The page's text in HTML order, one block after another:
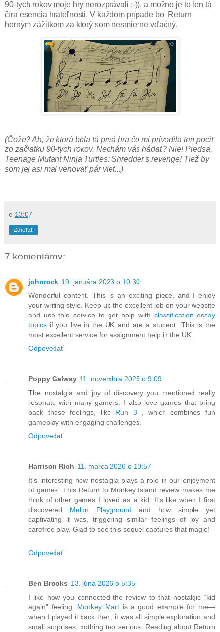
90-tych rokov moje hry nerozprávali ;-)), a možno je to len tá
číra esencia hrateľnosti. V každom prípade bol Return
herným zážitkom za ktorý som nesmierne vďačný.
(Čože? Ah, že ktorá bola tá prvá hra čo mi privodila ten pocit
zo začiatku 90-tych rokov. Nechám vás hádať? Nie! Predsa,
Teenage Mutant Ninja Turtles: Shredder's revenge! Tiež by
som jej asi mal venovať pár viet...)
o 13:07
Zdieľať
7 komentárov:
johnrock 19. januára 2023 o 10:30
Wonderful content. This is an exciting piece, and I enjoy
your writing style. Keep up the excellent job on your website
and use this service to get help with classification essay
topics if you live in the UK and are a student. This is the
most excellent service for assignment help in the UK.
Odpovedať
Poppy Galway 11. novembra 2025 o 9:09
The nostalgia and joy of discovery you mentioned really
resonate with many gamers. I also love games that bring
back those feelings, like Run 3 , which combines fun
gameplay with engaging challenges.
Odpovedať
Harrison Rich 11. marca 2026 o 10:57
It's interesting how nostalgia plays a role in our enjoyment
of games. This Return to Monkey Island review makes me
think of other games I loved as a kid. It's like when I first
discovered Melon Playground and how simple yet
captivating it was, triggering similar feelings of joy and
carefree play. Glad to see this sequel captures that magic!
Odpovedať
Ben Brooks 13. júna 2026 o 5:35
I like how you connected the review to that nostalgic “kid
again” feeling. Monkey Mart is a good example for me—
when I played it back then, it was all simple exploration and
small surprises, nothing too serious. Reading about Return